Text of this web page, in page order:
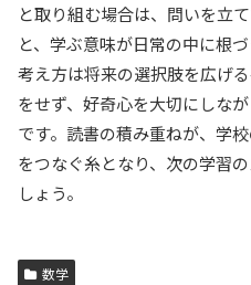
と取り組む場合は、問いを立
と、学ぶ意味が日常の中に根
考え方は将来の選択肢を広げ
をせず、好奇心を大切にしな
です。読書の積み重ねが、学
をつなぐ糸となり、次の学習
しょう。
数学